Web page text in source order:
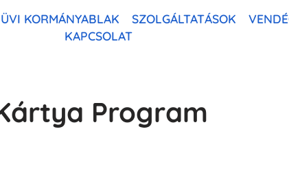
KORMÁNYABLAK SZOLGÁLTATÁSOK
KAPCSOLAT
Program